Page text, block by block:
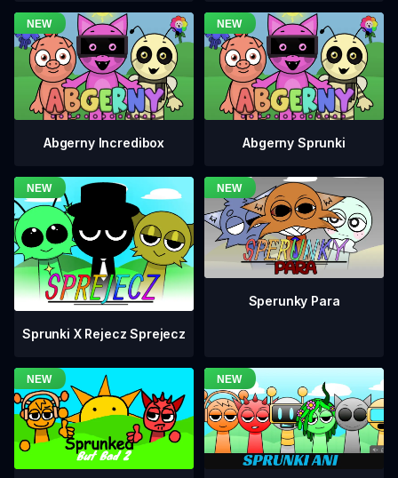
Abgerny Incredibox Abgerny Sprunki
Sprunki X Rejecz Sprejecz
Sperunky Para